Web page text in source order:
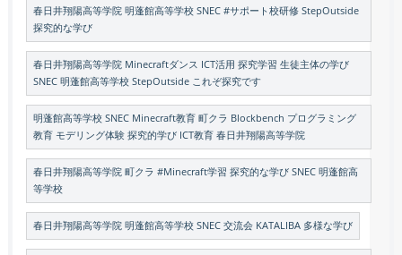
春日井翔陽高等学院 明蓬館高等学校 SNEC #サポート校研修 StepOutside
探究的な学び
春日井翔陽高等学院 Minecraftダンス ICT活用 探究学習 生徒主体の学び
SNEC 明蓬館高等学校 StepOutside これぞ探究です
明蓬館高等学校 SNEC Minecraft教育 町クラ Blockbench プログラミング
教育 モデリング体験 探究的学び ICT教育 春日井翔陽高等学院
春日井翔陽高等学院 町クラ #Minecraft学習 探究的な学び SNEC 明蓬館高
等学校
春日井翔陽高等学院 明蓬館高等学校 SNEC 交流会 KATALIBA 多様な学び